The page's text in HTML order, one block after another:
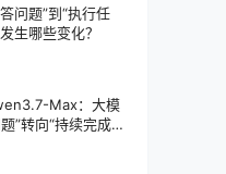
问题”到“执行任
生哪些变化？
Max：大模
”转向“持续完成任